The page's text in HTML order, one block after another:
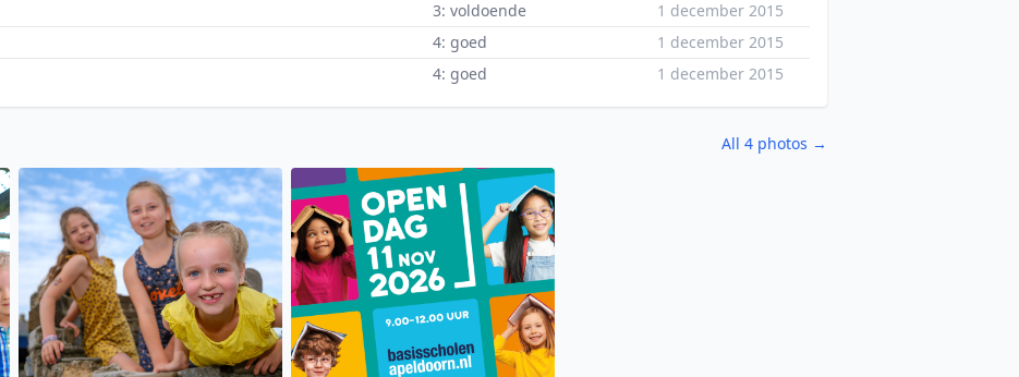
3: voldoende
1 december 2015
4: goed
1 december 2015
4: goed 1 december 2015
All 4 photos →